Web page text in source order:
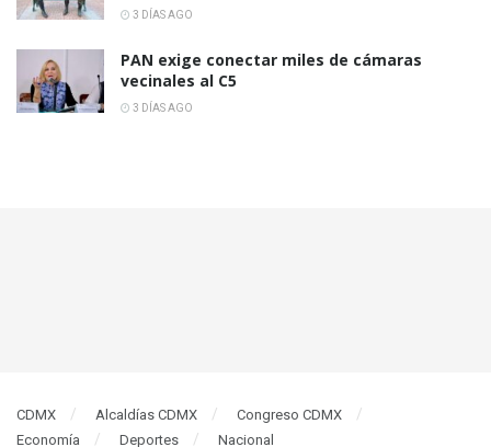
3 DÍAS AGO
PAN exige conectar miles de cámaras
vecinales al C5
3 DÍAS AGO
CDMX Alcaldías CDMX
Congreso CDMX
Economía
Deportes Nacional